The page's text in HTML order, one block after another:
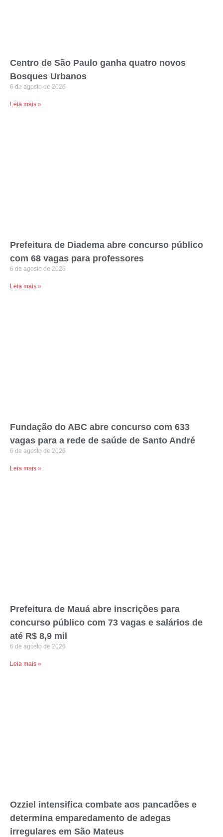
Centro de São Paulo ganha quatro novos
Bosques Urbanos
6 de agosto de 2026
Leia mais »
Prefeitura de Diadema abre concurso público
com 68 vagas para professores
6 de agosto de 2026
Leia mais »
Fundação do ABC abre concurso com 633
vagas para a rede de saúde de Santo André
6 de agosto de 2026
Leia mais »
Prefeitura de Mauá abre inscrições para
concurso público com 73 vagas e salários de
até R$ 8,9 mil
6 de agosto de 2026
Leia mais »
Ozziel intensifica combate aos pancadões e
determina emparedamento de adegas
irregulares em São Mateus